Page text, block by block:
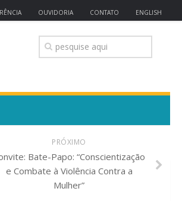
OUVIDORIA CONTATO ENGLISH
PRÓXIMO
Bate-Papo: “Conscientização
e Combate à Violência Contra a
Mulher”